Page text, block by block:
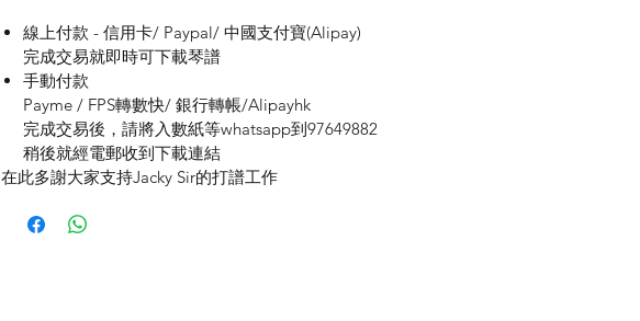
線上付款 - 信用卡/ Paypal/ 中國支付寶(Alipay)
完成交易就即時可下載琴譜
手動付款
Payme / FPS轉數快/ 銀行轉帳/Alipayhk
完成交易後，請將入數紙等whatsapp到97649882
稍後就經電郵收到下載連結
在此多謝大家支持Jacky Sir的打譜工作